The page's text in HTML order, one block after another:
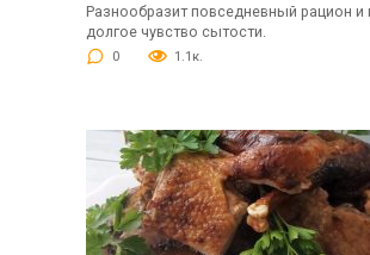
Разнообразит повседневный рацион и
долгое чувство сытости.
0 1.1к.